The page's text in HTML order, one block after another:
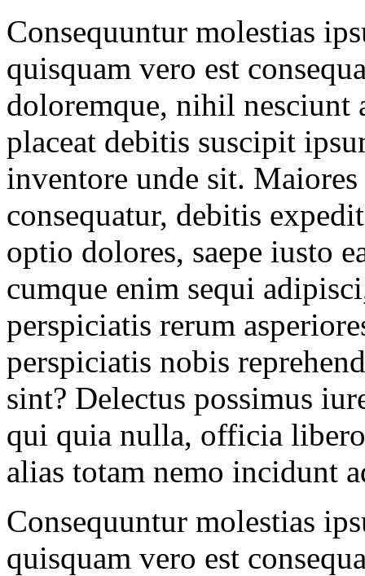
Consequuntur molestias
quisquam vero est
doloremque, nihil nesciunt
placeat debitis suscipit
inventore unde sit.
consequatur, debitis
optio dolores, saepe iusto
cumque enim sequi
perspiciatis rerum
perspiciatis nobis
sint? Delectus possimus
qui quia nulla, officia
alias totam nemo incidunt
Consequuntur molestias
quisquam vero est